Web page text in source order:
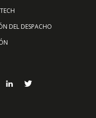
DEL DESPACHO